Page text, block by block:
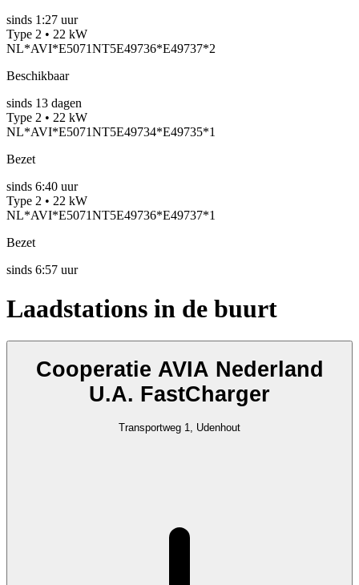
sinds 1:27 uur
Type 2 • 22 kW
NL*AVI*E5071NT5E49736*E49737*2
Beschikbaar
sinds 13 dagen
Type 2 • 22 kW
NL*AVI*E5071NT5E49734*E49735*1
Bezet
sinds 6:40 uur
Type 2 • 22 kW
NL*AVI*E5071NT5E49736*E49737*1
Bezet
sinds 6:57 uur
Laadstations in de buurt
Cooperatie AVIA Nederland
U.A. FastCharger
Transportweg 1, Udenhout